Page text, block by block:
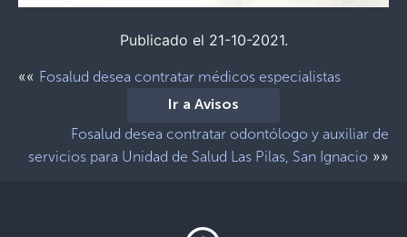
Publicado el 21-10-2021.
«« Fosalud desea contratar médicos especialistas
Ir a Avisos
Fosalud desea contratar odontólogo y auxiliar de
servicios para Unidad de Salud Las Pilas, San Ignacio »»